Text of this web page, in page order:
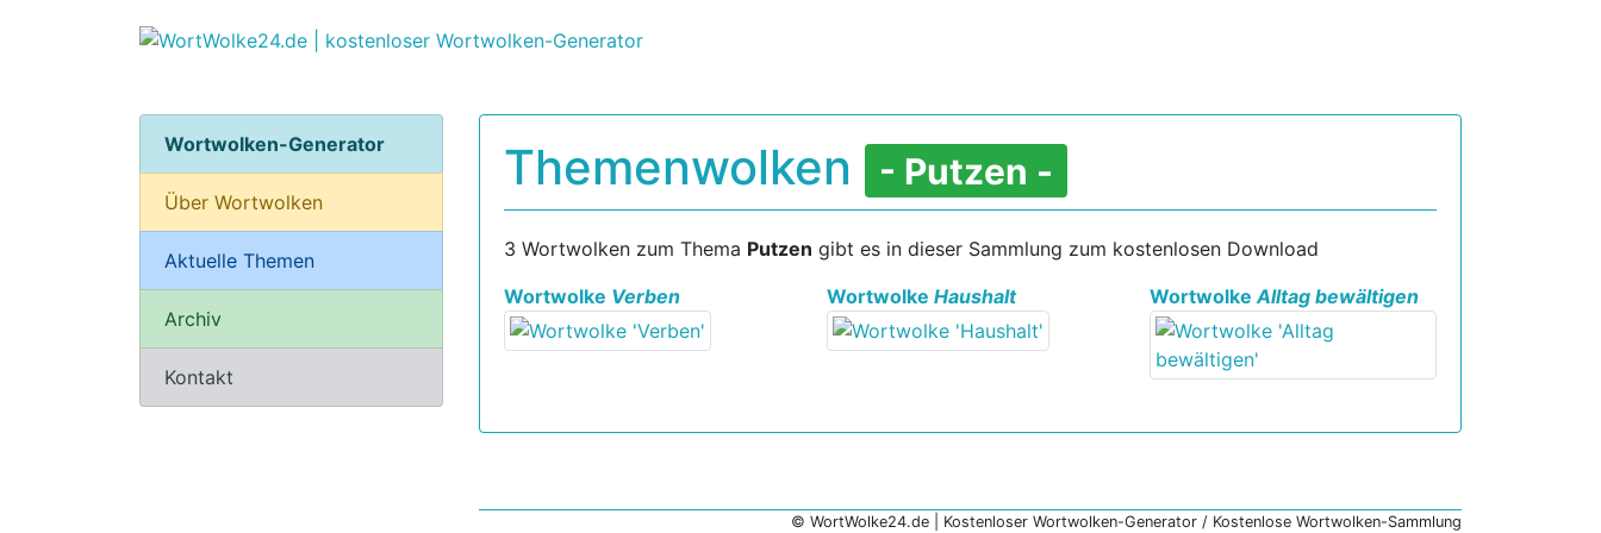
Wortwolken-Generator
Über Wortwolken
Aktuelle Themen
Archiv
Kontakt
Themenwolken - Putzen -
3 Wortwolken zum Thema Putzen gibt es in dieser Sammlung zum kostenlosen Download
Wortwolke Verben Wortwolke Haushalt WortwolkeAlltag bewältigen
© WortWolke24.de | Kostenloser Wortwolken-Generator / Kostenlose Wortwolken-Sammlung